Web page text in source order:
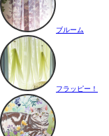
ブルーム
フラッピー！